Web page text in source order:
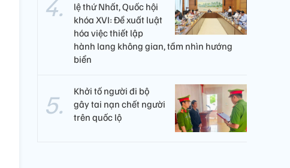
lệ thứ Nhất, Quốc hội
khóa XVI: Đề xuất luật
hóa việc thiết lập
hành lang không gian, tầm nhìn hướng
biển
Khởi tố người đi bộ
gây tai nạn chết người
trên quốc lộ